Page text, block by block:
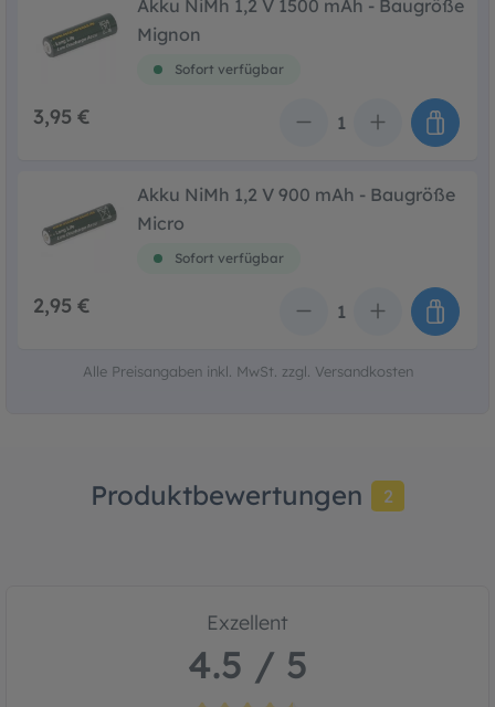
Akku NiMh 1,2 V 1500 mAh - Baugröße
Mignon
Sofort verfügbar
3,95 €
Akku NiMh 1,2 V 900 mAh - Baugröße
Micro
Sofort verfügbar
2,95 €
Alle Preisangaben inkl. MwSt. zzgl. Versandkosten
Produktbewertungen 2
Exzellent
4.5 / 5